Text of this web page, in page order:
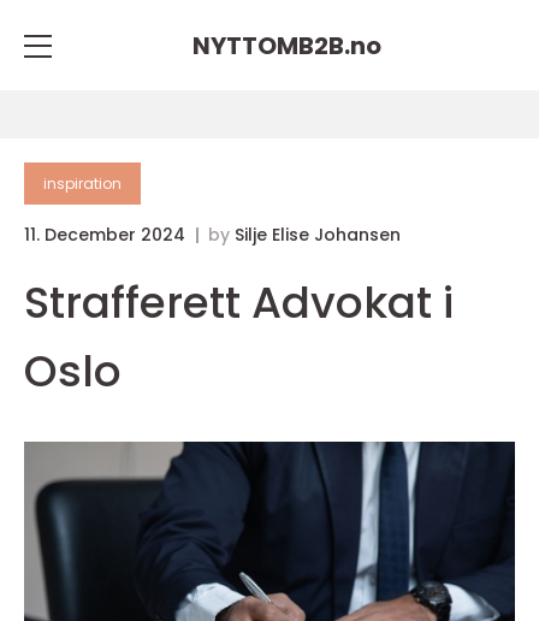
NYTTOMB2B.no
inspiration
11. December 2024 by Silje Elise Johansen
Strafferett Advokat i
Oslo